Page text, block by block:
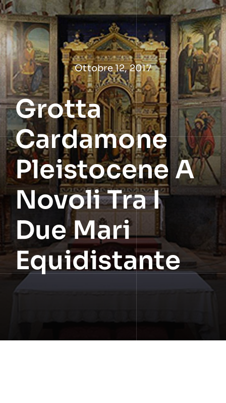
Salta
al
contenuto
Ottobre 12, 2017
Grotta
Cardamone
Pleistocene A
Novoli Tra I
Due Mari
Equidistante